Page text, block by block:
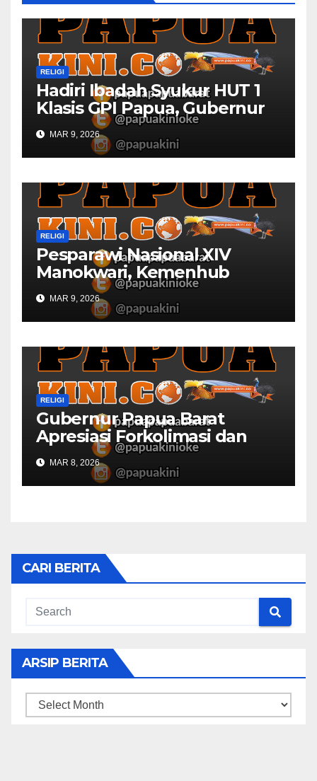
RELIGI
Hadiri Ibadah Syukur HUT 1
Klasis GPI Papua, Gubernur
Papua Barat Ingatkan Peran
Gereja
MAR 9, 2026
RELIGI
Pesparawi Nasional XIV
Manokwari, Kemenhub
Sediakan Dua Kapal
MAR 9, 2026
RELIGI
Gubernur Papua Barat
Apresiasi Forkolimasi dan
Masjid Al Falah
MAR 8, 2026
CARI BERITA
ARSIP BERITA
ARSIP